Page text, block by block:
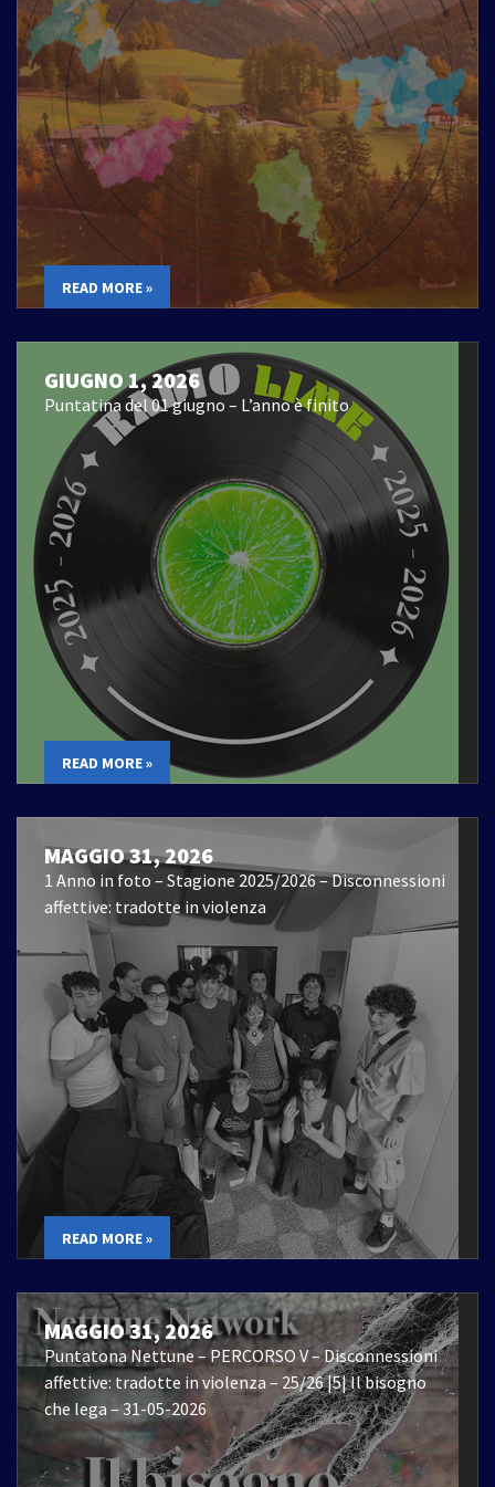
READ MORE »
GIUGNO 1, 2026
Puntatina del 01 giugno – L’anno è finito
READ MORE »
MAGGIO 31, 2026
1 Anno in foto – Stagione 2025/2026 – Disconnessioni
affettive: tradotte in violenza
READ MORE »
MAGGIO 31, 2026
Puntatona Nettune – PERCORSO V – Disconnessioni
affettive: tradotte in violenza – 25/26 |5| Il bisogno
che lega – 31-05-2026